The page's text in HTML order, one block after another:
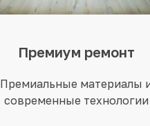
Премиум ремонт
Премиальные материалы
современные технологии